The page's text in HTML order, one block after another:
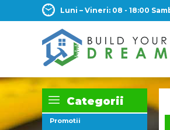
Luni – Vineri: 08 - 18:00
Categorii
Promotii